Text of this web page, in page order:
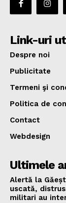
Link-uri
Despre noi
Publicitate
Termeni şi
Politica de
Contact
Webdesign
Ultimele
Alertă la
uscată,
militari au